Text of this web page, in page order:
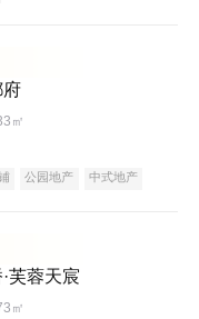
府
㎡
公园地产
中式地产
芙蓉天宸
㎡